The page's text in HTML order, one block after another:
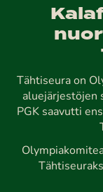
Tähtiseura on
aluejärjestöjen
PGK saavutti